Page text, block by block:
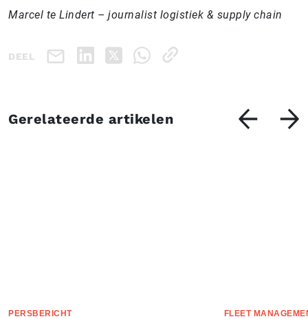
Marcel te Lindert – journalist logistiek & supply chain
DEEL
Gerelateerde artikelen
PERSBERICHT FLEET